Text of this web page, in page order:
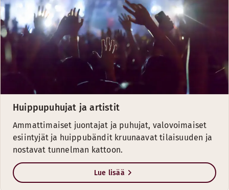
Huippupuhujat ja artistit
Ammattimaiset juontajat ja puhujat, valovoimaiset
esiintyjät ja huippubändit kruunaavat tilaisuuden ja
nostavat tunnelman kattoon.
Lue lisää